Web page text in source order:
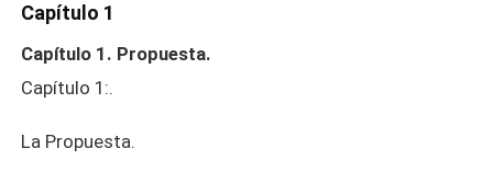
Capítulo 1
Capítulo 1. Propuesta.
Capítulo 1:.
La Propuesta.